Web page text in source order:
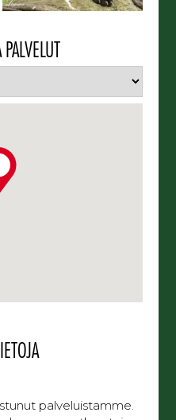
palveluistamme.